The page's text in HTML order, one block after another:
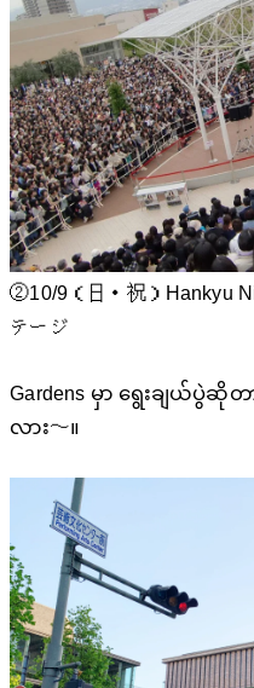
②10/9（日・祝）Hankyu
テージ
Gardens မှာ ရွေးချယ်ပွဲ
လား〜။